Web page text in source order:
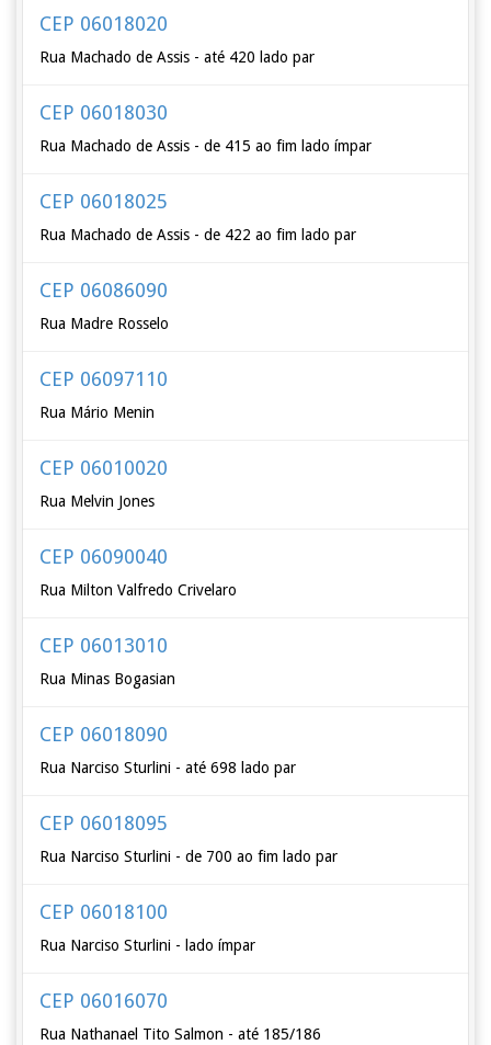
CEP 06018020
Rua Machado de Assis - até 420 lado par
CEP 06018030
Rua Machado de Assis - de 415 ao fim lado ímpar
CEP 06018025
Rua Machado de Assis - de 422 ao fim lado par
CEP 06086090
Rua Madre Rosselo
CEP 06097110
Rua Mário Menin
CEP 06010020
Rua Melvin Jones
CEP 06090040
Rua Milton Valfredo Crivelaro
CEP 06013010
Rua Minas Bogasian
CEP 06018090
Rua Narciso Sturlini - até 698 lado par
CEP 06018095
Rua Narciso Sturlini - de 700 ao fim lado par
CEP 06018100
Rua Narciso Sturlini - lado ímpar
CEP 06016070
Rua Nathanael Tito Salmon - até 185/186